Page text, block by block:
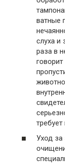
ватные
слуха и
раза в
Уход за